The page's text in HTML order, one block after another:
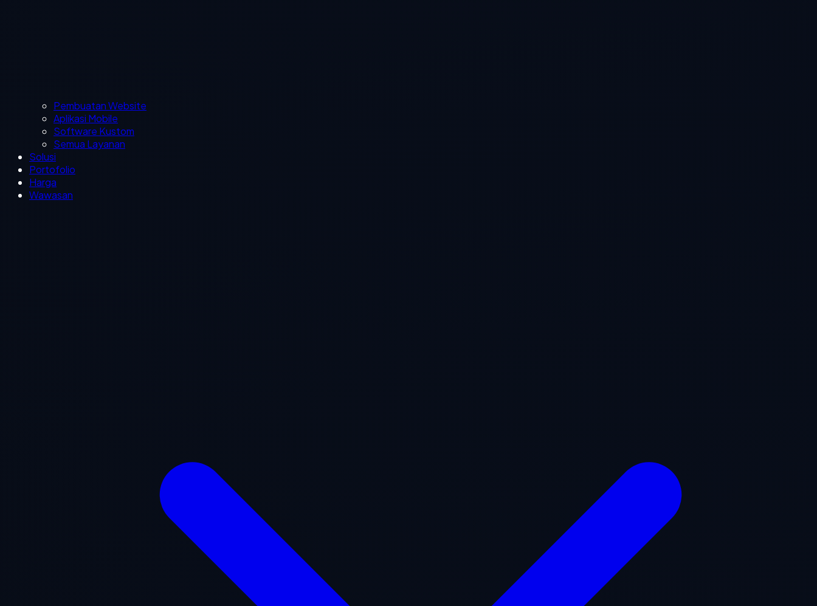
Pembuatan Website
Aplikasi Mobile
Software Kustom
Semua Layanan
Solusi
Portofolio
Harga
Wawasan